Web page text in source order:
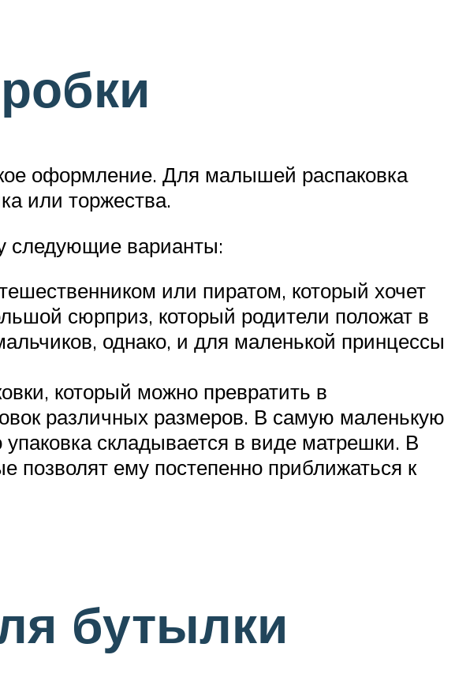
оформление. Для малышей распаковка
или торжества.
следующие варианты:
или пиратом, который хочет
сюрприз, который родители положат в
однако, и для маленькой принцессы
который можно превратить в
различных размеров. В самую маленькую
складывается в виде матрешки. В
позволят ему постепенно приближаться к
бутылки